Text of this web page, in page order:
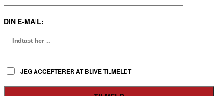
DIN E-MAIL:
JEG ACCEPTERER AT BLIVE TILMELDT